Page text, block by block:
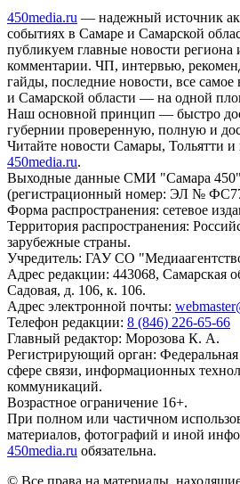
450media.ru — надежный источник
событиях в Самаре и Самарской
публикуем главные новости региона
комментарии. ЧП, интервью,
гайды, последние новости, все
и Самарской области — на одной
Наш основной принцип — быстро
губернии проверенную, полную и
Читайте новости Самары, Тольятти и
450media.ru.
Выходные данные СМИ "Самара 450"
(регистрационный номер: ЭЛ №
Форма распространения: сетевое
Территория распространения:
зарубежные страны.
Учредитель: ГАУ СО
Адрес редакции: 443068, Самарская
Садовая, д. 106, к. 106.
Адрес электронной почты:
Телефон редакции: 8 (846) 226-65-66
Главный редактор: Морозова К. А.
Регистрирующий орган:
сфере связи, информационных
коммуникаций.
Возрастное ограничение 16+.
При полном или частичном
материалов, фотографий и иной
450media.ru обязательна.